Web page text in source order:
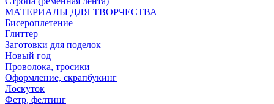
МАТЕРИАЛЫ ДЛЯ ТВОРЧЕСТВА
Бисероплетение
Глиттер
Заготовки для поделок
Новый год
Проволока, тросики
Оформление, скрапбукинг
Лоскуток
Фетр, фелтинг